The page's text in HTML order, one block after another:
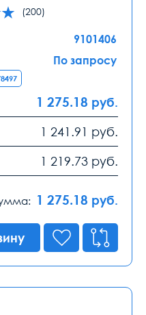
(200)
9101406
По запросу
1 275.18 руб.
1 241.91 руб.
1 219.73 руб.
1 275.18 руб.